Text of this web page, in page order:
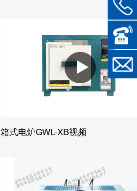
箱式电炉GWL-XB视频